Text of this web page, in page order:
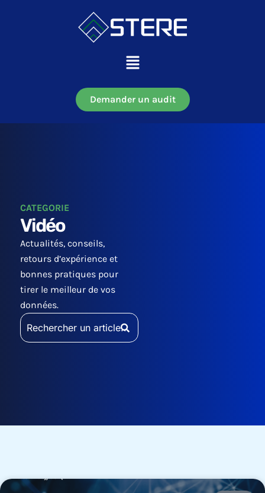
Main
Menu
Demander un audit
CATEGORIE
Vidéo
Actualités, conseils,
retours d’expérience et
bonnes pratiques pour
tirer le meilleur de vos
données.
Rechercher